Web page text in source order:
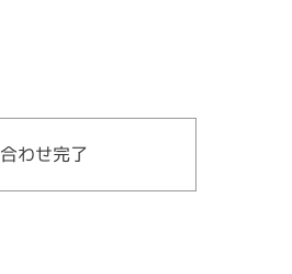
わせ完了